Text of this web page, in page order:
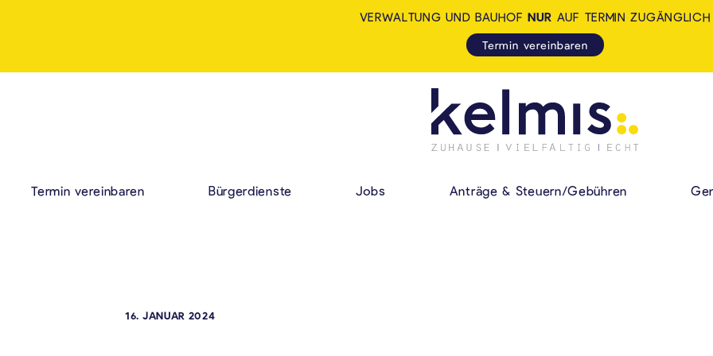
KELMIS - LA
HAUPMENÜ
Termin vereinbaren Bürgerdienste Jobs Anträge & Steuern/Gebühren
VERWALTUNG UND BAUHOF NUR AUF TERMIN ZUGÄNGLICH
Termin vereinbaren
16. JANUAR 2024